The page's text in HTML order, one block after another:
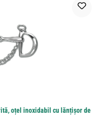
oțel inoxidabil cu lănțișor de